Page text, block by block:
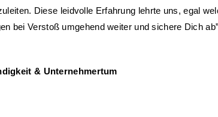
Diese leidvolle Erfahrung lehrte uns, egal
bei Verstoß umgehend weiter und sichere Dich
& Unternehmertum